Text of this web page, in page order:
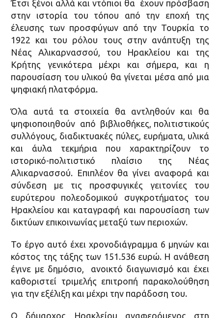
Έτσι ξένοι αλλά και ντόπιοι θα έχουν πρόσβαση
στην ιστορία του τόπου από την εποχή της
έλευσης των προσφύγων από την Τουρκία το
1922 και του ρόλου τους στην ανάπτυξη της
Νέας Αλικαρνασσού, του Ηρακλείου και της
Κρήτης γενικότερα μέχρι και σήμερα, και η
παρουσίαση του υλικού θα γίνεται μέσα από μια
ψηφιακή πλατφόρμα.
Όλα αυτά τα στοιχεία θα αντληθούν και θα
ψηφιοποιηθούν από βιβλιοθήκες, πολιτιστικούς
συλλόγους, διαδικτυακές πύλες, ευρήματα, υλικά
και άυλα τεκμήρια που χαρακτηρίζουν το
ιστορικό-πολιτιστικό πλαίσιο της Νέας
Αλικαρνασσού. Επιπλέον θα γίνει αναφορά και
σύνδεση με τις προσφυγικές γειτονίες του
ευρύτερου πολεοδομικού συγκροτήματος του
Ηρακλείου και καταγραφή και παρουσίαση των
δικτύων επικοινωνίας μεταξύ των περιοχών.
Το έργο αυτό έχει χρονοδιάγραμμα 6 μηνών και
κόστος της τάξης των 151.536 ευρώ. Η ανάθεση
έγινε με δημόσιο, ανοικτό διαγωνισμό και έχει
καθοριστεί τριμελής επιτροπή παρακολούθηση
για την εξέλιξη και μέχρι την παράδοση του.
Ο δήμαρχος Ηρακλείου αναφερόμενος στη